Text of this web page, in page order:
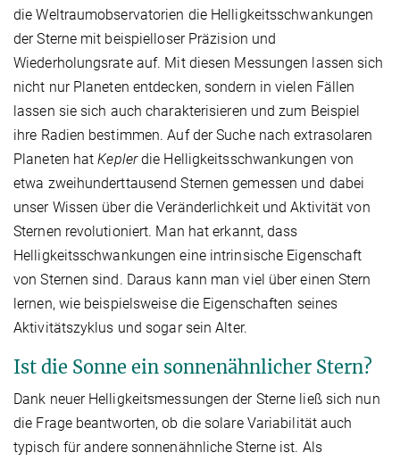
die Weltraumobservatorien die Helligkeitsschwankungen
der Sterne mit beispielloser Präzision und
Wiederholungsrate auf. Mit diesen Messungen lassen sich
nicht nur Planeten entdecken, sondern in vielen Fällen
lassen sie sich auch charakterisieren und zum Beispiel
ihre Radien bestimmen. Auf der Suche nach extrasolaren
Planeten hatKeplerdie Helligkeitsschwankungen von
etwa zweihunderttausend Sternen gemessen und dabei
unser Wissen über die Veränderlichkeit und Aktivität von
Sternen revolutioniert. Man hat erkannt, dass
Helligkeitsschwankungen eine intrinsische Eigenschaft
von Sternen sind. Daraus kann man viel über einen Stern
lernen, wie beispielsweise die Eigenschaften seines
Aktivitätszyklus und sogar sein Alter.
Ist die Sonne ein sonnenähnlicher Stern?
Dank neuer Helligkeitsmessungen der Sterne ließ sich nun
die Frage beantworten, ob die solare Variabilität auch
typisch für andere sonnenähnliche Sterne ist. Als